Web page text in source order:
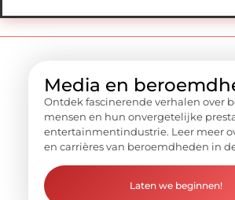
Media en
Ontdek fascinerende verhalen over
mensen en hun onvergetelijke
entertainmentindustrie. Leer meer
en carrières van beroemdheden in
Laten we beginnen!